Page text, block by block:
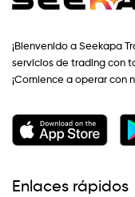
¡Bienvenido a Seekapa
servicios de trading con
¡Comience a operar con
Enlaces rápidos